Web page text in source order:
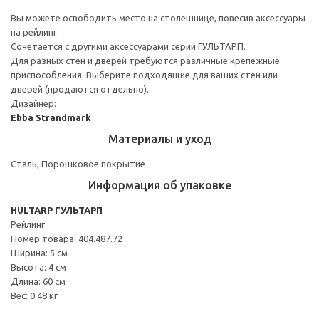
Вы можете освободить место на столешнице, повесив аксессуары
на рейлинг.
Сочетается с другими аксессуарами серии ГУЛЬТАРП.
Для разных стен и дверей требуются различные крепежные
приспособления. Выберите подходящие для ваших стен или
дверей (продаются отдельно).
Дизайнер:
Ebba Strandmark
Материалы и уход
Сталь, Порошковое покрытие
Информация об упаковке
HULTARP ГУЛЬТАРП
Рейлинг
Номер товара: 404.487.72
Ширина: 5 см
Высота: 4 см
Длина: 60 см
Вес: 0.48 кг